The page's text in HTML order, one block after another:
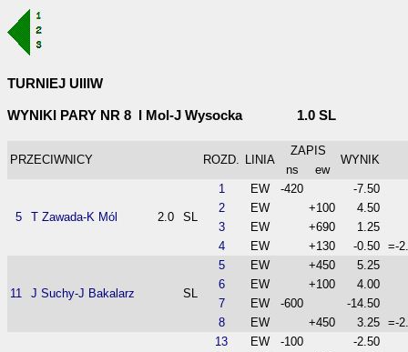
TURNIEJ UIIIW
WYNIKI PARY NR 8 I Mol-J Wysocka 1.0 SL
PRZECIWNICY ROZD. LINIA
ZAPIS
WYNIK
ns ew
5 T Zawada-K Mól 2.0 SL
1 EW -420
-7.50
2
EW +100
4.50
3
EW +690
1.25
4
EW +130 -0.50 =-
11 J Suchy-J Bakalarz SL
5 EW +450
5.25
6
EW +100
4.00
7
EW -600
-14.50
8
EW +450 3.25 =-
13 EW -100
-2.50